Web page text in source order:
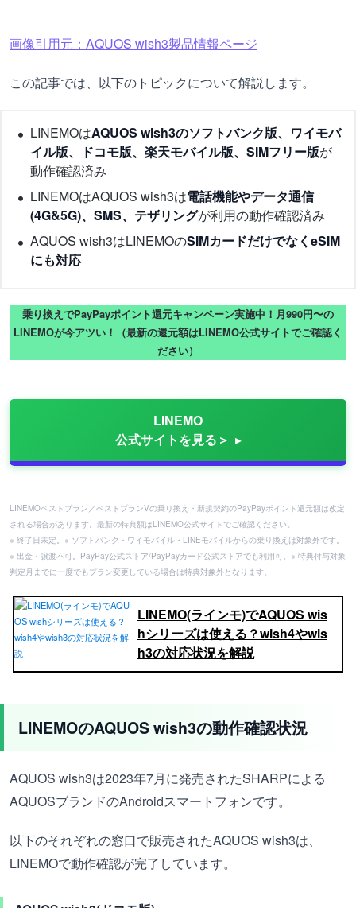
画像引用元：AQUOS wish3製品情報ページ
この記事では、以下のトピックについて解説します。
LINEMOはAQUOS wish3のソフトバンク版、ワイモバ
イル版、ドコモ版、楽天モバイル版、SIMフリー版が
動作確認済み
LINEMOはAQUOS wish3は電話機能やデータ通信
(4G&5G)、SMS、テザリングが利用の動作確認済み
AQUOS wish3はLINEMOのSIMカードだけでなくeSIM
にも対応
乗り換えでPayPayポイント還元キャンペーン実施中！月990円〜の
LINEMOが今アツい！（最新の還元額はLINEMO公式サイトでご確認く
ださい）
LINEMO
公式サイトを見る＞
LINEMOベストプラン／ベストプランVの乗り換え・新規契約のPayPayポイント還元額は改定
される場合があります。最新の特典額はLINEMO公式サイトでご確認ください。
※ 終了日未定。※ ソフトバンク・ワイモバイル・LINEモバイルからの乗り換えは対象外です。
※ 出金・譲渡不可。PayPay公式ストア/PayPayカード公式ストアでも利用可。※ 特典付与対象
判定月までに一度でもプラン変更している場合は特典対象外となります。
LINEMO(ラインモ)でAQUOS wis
hシリーズは使える？wish4やwis
h3の対応状況を解説
LINEMOのAQUOS wish3の動作確認状況
AQUOS wish3は2023年7月に発売されたSHARPによる
AQUOSブランドのAndroidスマートフォンです。
以下のそれぞれの窓口で販売されたAQUOS wish3は、
LINEMOで動作確認が完了しています。